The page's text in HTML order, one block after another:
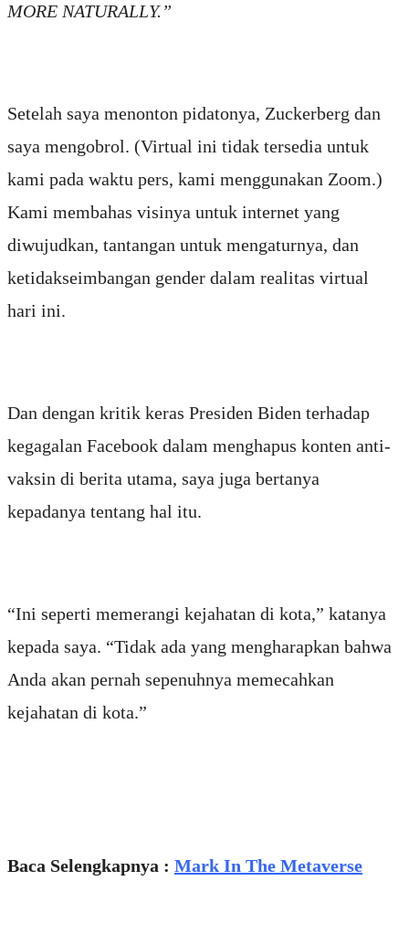
MORE NATURALLY.”
Setelah saya menonton pidatonya, Zuckerberg dan
saya mengobrol. (Virtual ini tidak tersedia untuk
kami pada waktu pers, kami menggunakan Zoom.)
Kami membahas visinya untuk internet yang
diwujudkan, tantangan untuk mengaturnya, dan
ketidakseimbangan gender dalam realitas virtual
hari ini.
Dan dengan kritik keras Presiden Biden terhadap
kegagalan Facebook dalam menghapus konten anti-
vaksin di berita utama, saya juga bertanya
kepadanya tentang hal itu.
“Ini seperti memerangi kejahatan di kota,” katanya
kepada saya. “Tidak ada yang mengharapkan bahwa
Anda akan pernah sepenuhnya memecahkan
kejahatan di kota.”
Baca Selengkapnya : Mark In The Metaverse